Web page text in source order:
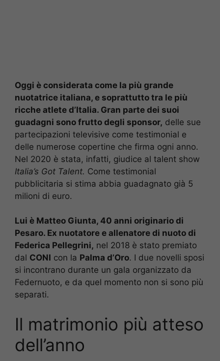
Oggi è considerata come la più grande
nuotatrice italiana, e soprattutto tra le più
ricche atlete d’Italia. Gran parte dei suoi
guadagni sono frutto degli sponsor, delle sue
partecipazioni televisive come testimonial e
delle numerose copertine che firma ogni anno.
Nel 2020 è stata, infatti, giudice al talent show
Italia’s Got Talent. Come testimonial
pubblicitaria si stima abbia guadagnato già 5
milioni di euro.
Lui è Matteo Giunta, 40 anni originario di
Pesaro. Ex nuotatore e allenatore di nuoto di
Federica Pellegrini, nel 2018 è stato premiato
dal CONI con la Palma d’Oro. I due novelli sposi
si incontrano durante un gala organizzato da
Federnuoto, e da quel momento non si sono più
separati.
Il matrimonio più atteso
dell’anno